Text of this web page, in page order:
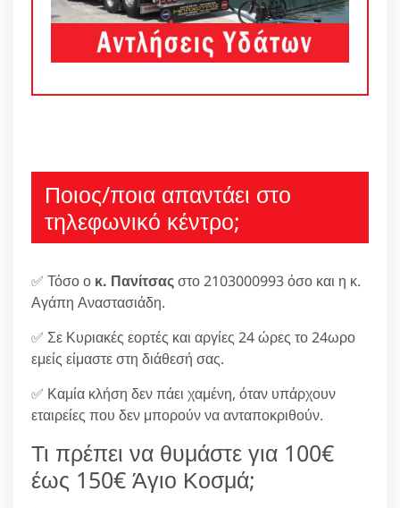
Ποιος/ποια απαντάει στο
τηλεφωνικό κέντρο;
✅ Τόσο ο κ. Πανίτσαςστο 2103000993 όσο και η κ.
Αγάπη Αναστασιάδη.
✅ Σε Κυριακές εορτές και αργίες 24 ώρες το 24ωρο
εμείς είμαστε στη διάθεσή σας.
✅ Καμία κλήση δεν πάει χαμένη, όταν υπάρχουν
εταιρείες που δεν μπορούν να ανταποκριθούν.
Τι πρέπει να θυμάστε για 100€
έως 150€ Άγιο Κοσμά;